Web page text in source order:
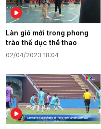
Làn gió mới trong phong
trào thể dục thể thao
02/04/2023 18:04